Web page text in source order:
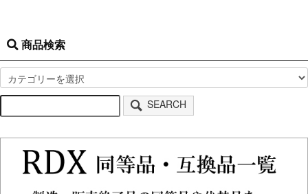
商品検索
SEARCH